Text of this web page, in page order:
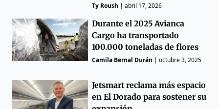
Ty Roush |abril 17, 2026
Durante el 2025 Avianca
Cargo ha transportado
100.000 toneladas de flores
Camila Bernal Durán |octubre 3, 2025
Jetsmart reclama más espacio
en El Dorado para sostener su